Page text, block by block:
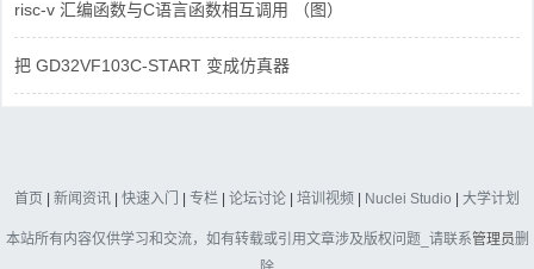
risc-v 汇编函数与C语言函数相互调用 （图）
把 GD32VF103C-START 变成仿真器
首页 | 新闻资讯 | 快速入门 | 专栏 | 论坛讨论 | 培训视频 | Nuclei Studio | 大学计划
本站所有内容仅供学习和交流，如有转载或引用文章涉及版权问题_请联系管理员删